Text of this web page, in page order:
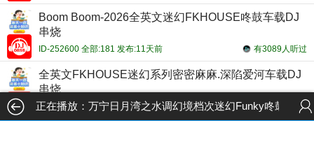
Boom Boom-2026全英文迷幻FKHOUSE咚鼓车载DJ
串烧
有3089人听过
ID-252600 全部:181 发布:11天前
全英文FKHOUSE迷幻系列密密麻麻.深陷爱河车载DJ
串烧
有2971人听过
ID-252602 全部:181 发布:11天前
正在播放：万宁日月湾之水调幻境档次迷幻Funky咚鼓全